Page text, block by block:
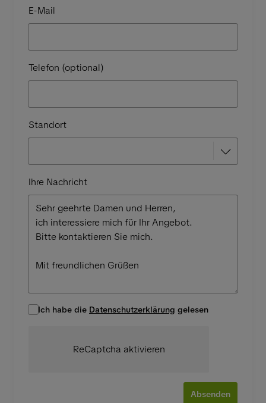
E-Mail
Telefon (optional)
Standort
Ihre Nachricht
Ich habe die Datenschutzerklärung gelesen
ReCaptcha aktivieren
Absenden